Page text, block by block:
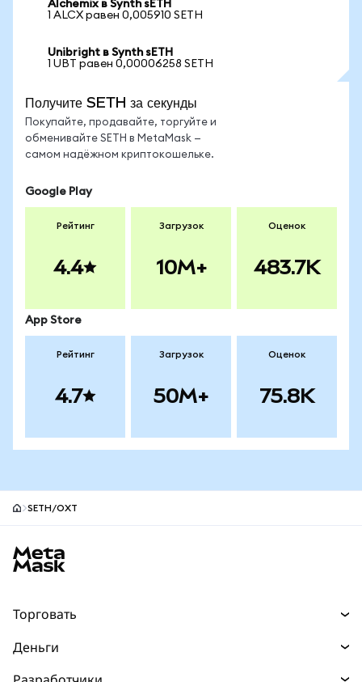
Alchemix в Synth sETH
1 ALCX равен 0,005910 SETH
Unibright в Synth sETH
1 UBT равен 0,00006258 SETH
Получите SETH за секунды
Покупайте, продавайте, торгуйте и
обменивайте SETH в MetaMask —
самом надёжном криптокошельке.
Google Play
Рейтинг
4.4
Загрузок
10M+
Оценок
483.7K
App Store
Рейтинг
4.7
Загрузок
50M+
Оценок
75.8K
SETH/OXT
Торговать
Деньги